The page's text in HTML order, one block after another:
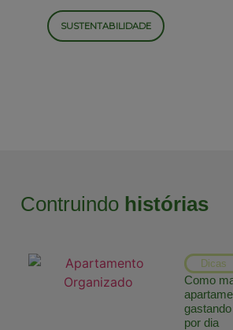
SUSTENTABILIDADE
Contruindo histórias
Dicas
Como
por dia